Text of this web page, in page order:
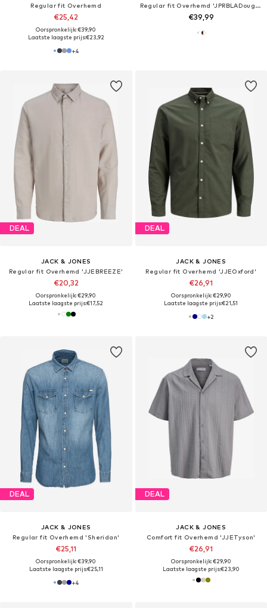
Regular fit Overhemd
€25,42
Oorspronkelijk: €39,90
Laatste laagste prijs:€23,92
+4
Regular fit Overhemd 'JPRBLADouglas'
€39,99
DEAL
JACK & JONES
Regular fit Overhemd 'JJEBREEZE'
€20,32
Oorspronkelijk: €29,90
Laatste laagste prijs:€17,52
DEAL
JACK & JONES
Regular fit Overhemd 'JJEOxford'
€26,91
Oorspronkelijk: €29,90
Laatste laagste prijs:€21,51
+2
DEAL
JACK & JONES
Regular fit Overhemd 'Sheridan'
€25,11
Oorspronkelijk: €39,90
Laatste laagste prijs:€25,11
+4
DEAL
JACK & JONES
Comfort fit Overhemd 'JJETyson'
€26,91
Oorspronkelijk: €29,90
Laatste laagste prijs:€23,90